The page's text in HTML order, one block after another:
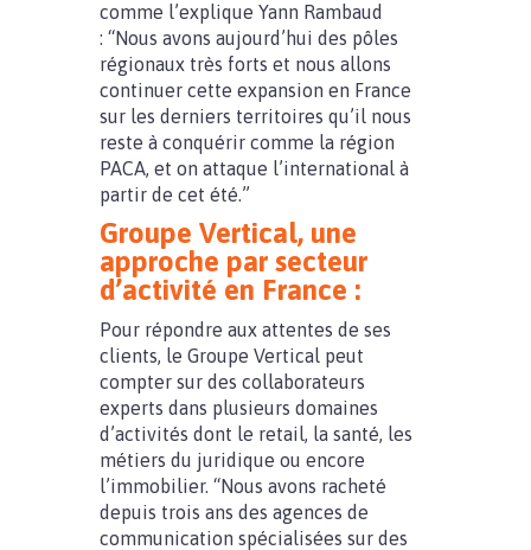
comme l’explique Yann Rambaud
: “Nous avons aujourd’hui des pôles
régionaux très forts et nous allons
continuer cette expansion en France
sur les derniers territoires qu’il nous
reste à conquérir comme la région
PACA, et on attaque l’international à
partir de cet été.”
Groupe Vertical, une
approche par secteur
d’activité en France :
Pour répondre aux attentes de ses
clients, le Groupe Vertical peut
compter sur des collaborateurs
experts dans plusieurs domaines
d’activités dont le retail, la santé, les
métiers du juridique ou encore
l’immobilier. “Nous avons racheté
depuis trois ans des agences de
communication spécialisées sur des